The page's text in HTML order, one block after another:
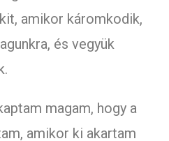
amikor káromkodik,
és vegyük
magam, hogy a
amikor ki akartam